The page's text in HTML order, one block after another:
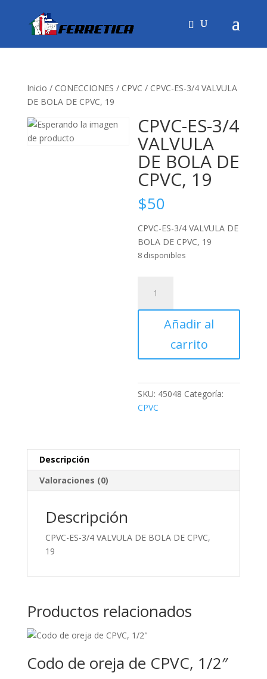
Inicio / CONECCIONES / CPVC / CPVC-ES-3/4 VALVULA
DE BOLA DE CPVC, 19
CPVC-ES-3/4
VALVULA
DE BOLA DE
CPVC, 19
$50
CPVC-ES-3/4 VALVULA DE
BOLA DE CPVC, 19
8 disponibles
3/4
VALVULA
19
cantidad
Añadir al
carrito
SKU: 45048 Categoría:
CPVC
Descripción
Valoraciones (0)
Descripción
CPVC-ES-3/4 VALVULA DE BOLA DE CPVC,
19
Productos relacionados
Codo de oreja de CPVC, 1/2″